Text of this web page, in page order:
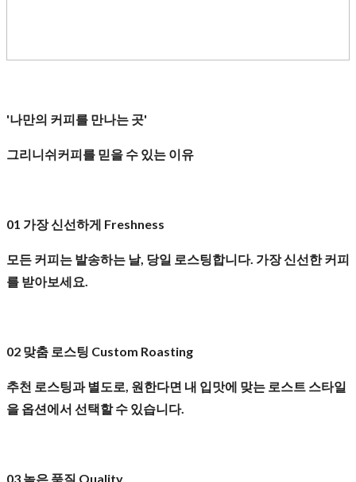
'나만의 커피를 만나는 곳'
그리니쉬커피를 믿을 수 있는 이유
01 가장 신선하게 Freshness
모든 커피는 발송하는 날, 당일 로스팅합니다. 가장 신선한 커피
를 받아보세요.
02 맞춤 로스팅 Custom Roasting
추천 로스팅과 별도로, 원한다면 내 입맛에 맞는 로스트 스타일
을 옵션에서 선택할 수 있습니다.
03 높은 품질 Quality